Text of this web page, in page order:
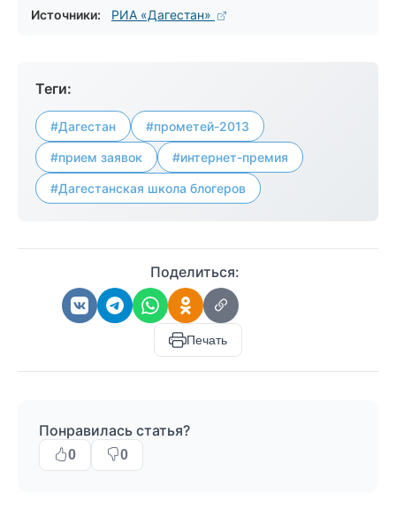
Источники: РИА «Дагестан»
Теги:
#Дагестан #прометей-2013
#прием заявок #интернет-премия
#Дагестанская школа блогеров
Поделиться:
Печать
Понравилась статья?
0 0